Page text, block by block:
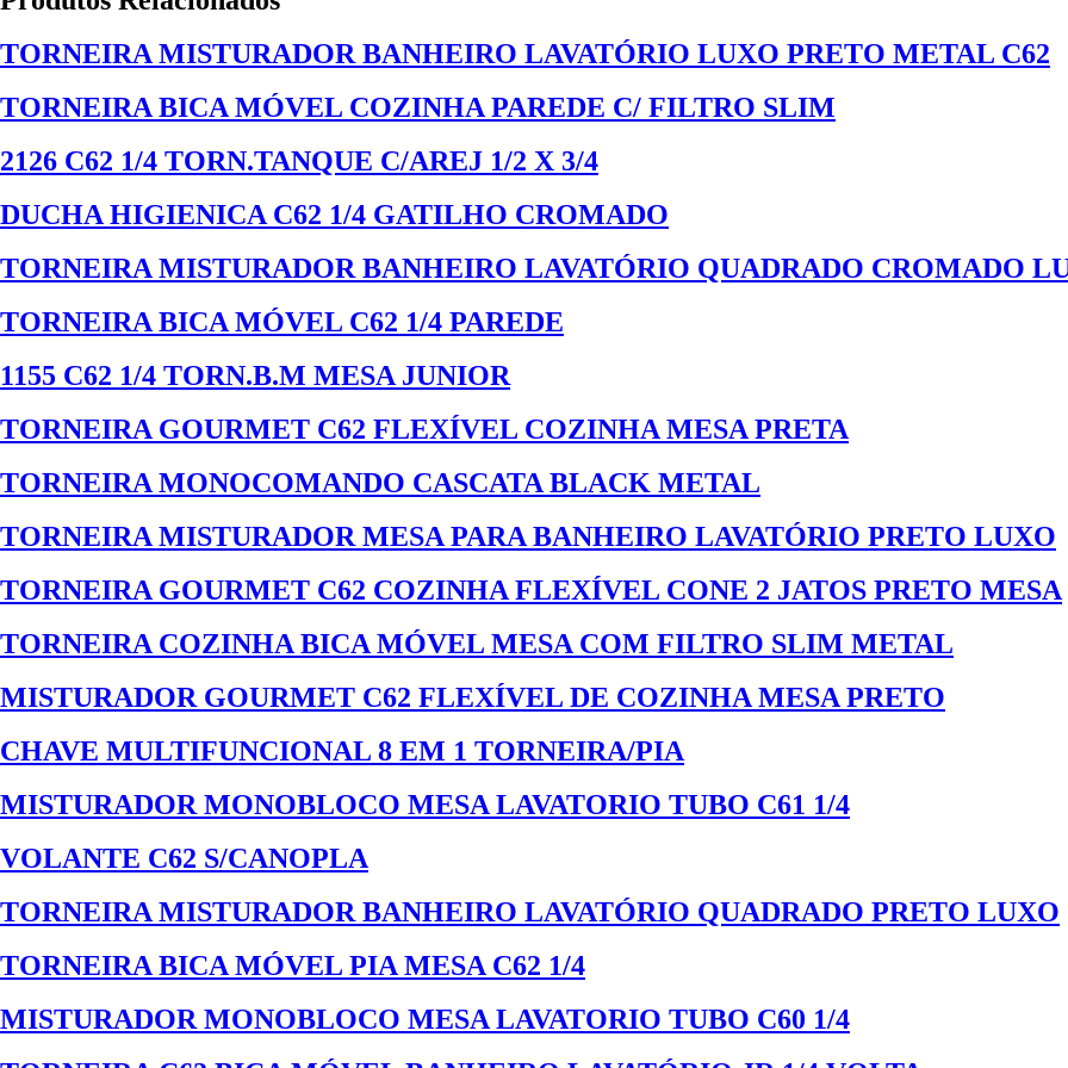
TORNEIRA MISTURADOR BANHEIRO LAVATÓRIO LUXO PRETO METAL C62
TORNEIRA BICA MÓVEL COZINHA PAREDE C/ FILTRO SLIM
2126 C62 1/4 TORN.TANQUE C/AREJ 1/2 X 3/4
DUCHA HIGIENICA C62 1/4 GATILHO CROMADO
TORNEIRA MISTURADOR BANHEIRO LAVATÓRIO QUADRADO CROMADO
TORNEIRA BICA MÓVEL C62 1/4 PAREDE
1155 C62 1/4 TORN.B.M MESA JUNIOR
TORNEIRA GOURMET C62 FLEXÍVEL COZINHA MESA PRETA
TORNEIRA MONOCOMANDO CASCATA BLACK METAL
TORNEIRA MISTURADOR MESA PARA BANHEIRO LAVATÓRIO PRETO LUXO
TORNEIRA GOURMET C62 COZINHA FLEXÍVEL CONE 2 JATOS PRETO MESA
TORNEIRA COZINHA BICA MÓVEL MESA COM FILTRO SLIM METAL
MISTURADOR GOURMET C62 FLEXÍVEL DE COZINHA MESA PRETO
CHAVE MULTIFUNCIONAL 8 EM 1 TORNEIRA/PIA
MISTURADOR MONOBLOCO MESA LAVATORIO TUBO C61 1/4
VOLANTE C62 S/CANOPLA
TORNEIRA MISTURADOR BANHEIRO LAVATÓRIO QUADRADO PRETO LUXO
TORNEIRA BICA MÓVEL PIA MESA C62 1/4
MISTURADOR MONOBLOCO MESA LAVATORIO TUBO C60 1/4